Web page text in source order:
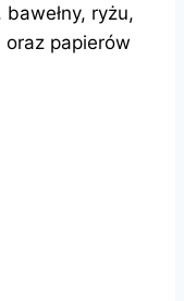
ryżu,
oraz papierów